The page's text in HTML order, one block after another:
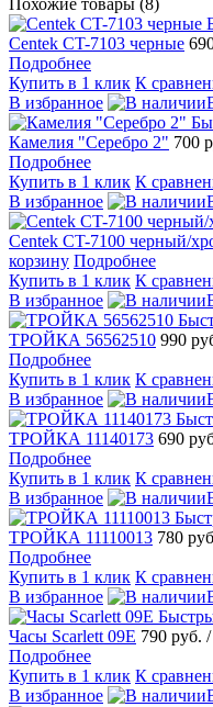
Centek CT-7103 черные
Подробнее
Купить в 1 клик К
В избранное
Камелия "Серебро 2" 700
Подробнее
Купить в 1 клик К
В избранное
Centek CT-7100 черный/
корзину Подробнее
Купить в 1 клик К
В избранное
ТРОЙКА 56562510 990
Подробнее
Купить в 1 клик К
В избранное
ТРОЙКА 11140173 690
Подробнее
Купить в 1 клик К
В избранное
ТРОЙКА 11110013 780
Подробнее
Купить в 1 клик К
В избранное
Часы Scarlett 09E 790 руб.
Подробнее
Купить в 1 клик К
В избранное